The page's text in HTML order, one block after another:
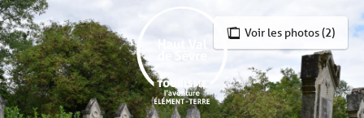
Aller
au
contenu
principal
Voir les photos (2)